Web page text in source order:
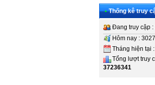
• Thống kê truy
Đang truy cập :
Hôm nay :
Tháng hiện tại
Tổng lượt truy
37236341